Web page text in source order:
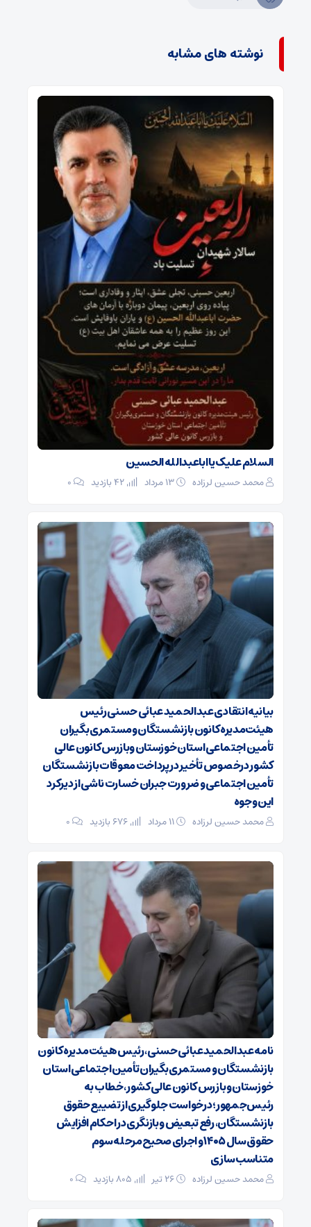
نوشته های مشابه
السلام علیک یا اباعبدالله الحسین
محمد حسین لرزاده ۰
بیانیه انتقادی عبدالحمید عبائی حسنی رئیس
هیئت‌مدیره کانون بازنشستگان ومستمری بگیران
تأمین اجتماعی استان خوزستان وبازرس کانون عالی
کشور درخصوص تأخیر در پرداخت معوقات بازنشستگان
تأمین اجتماعی و ضرورت جبران خسارت ناشی از دیرکرد
این وجوه
محمد حسین لرزاده ۰
نامه عبدالحمید عبائی حسنی، رئیس هیئت‌مدیره کانون
بازنشستگان و مستمری‌بگیران تأمین اجتماعی استان
خوزستان و بازرس کانون عالی کشور، خطاب به
رئیس‌جمهور؛ درخواست جلوگیری از تضییع حقوق
بازنشستگان، رفع تبعیض و بازنگری در احکام افزایش
حقوق سال ۱۴۰۵ و اجرای صحیح مرحله سوم
متناسب‌سازی
محمد حسین لرزاده ۰